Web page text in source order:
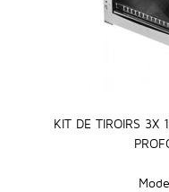
KIT DE TIROIRS 3X